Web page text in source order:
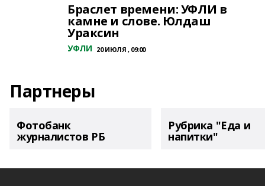
Браслет времени: УФЛИ в
камне и слове. Юлдаш
Ураксин
УФЛИ 20 ИЮЛЯ , 09:00
Партнеры
Фотобанк
журналистов РБ
Рубрика "Еда и
напитки"